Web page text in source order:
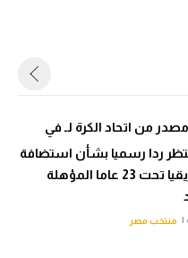
مصدر من اتحاد الكرة لـ في
ردا رسميا بشأن استضافة
كأس إفريقيا تحت 23 عاما المؤهلة
منتخب مصر